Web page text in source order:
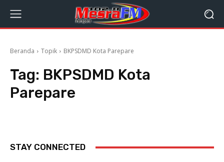
Beranda Topik BKPSDMD Kota Parepare
Tag: BKPSDMD Kota
Parepare
STAY CONNECTED